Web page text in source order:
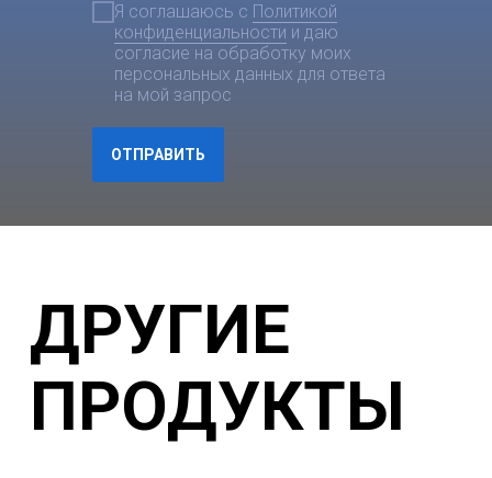
Я соглашаюсь с Политикой
конфиденциальности и даю
согласие на обработку моих
персональных данных для ответа
на мой запрос
ОТПРАВИТЬ